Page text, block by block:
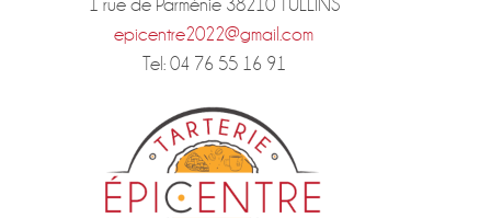
1 rue de Parménie 38210 TULLINS
epicentre2022@gmail.com
Tel: 04 76 55 16 91